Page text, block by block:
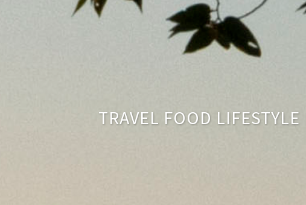
TRAVEL FOOD LIFESTYLE